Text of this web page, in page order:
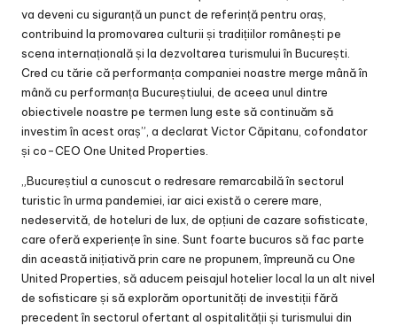
va deveni cu siguranță un punct de referință pentru oraș,
contribuind la promovarea culturii și tradițiilor românești pe
scena internațională și la dezvoltarea turismului în București.
Cred cu tărie că performanța companiei noastre merge mână în
mână cu performanța Bucureștiului, de aceea unul dintre
obiectivele noastre pe termen lung este să continuăm să
investim în acest oraș”, a declarat Victor Căpitanu, cofondator
și co-CEO One United Properties.
„Bucureștiul a cunoscut o redresare remarcabilă în sectorul
turistic în urma pandemiei, iar aici există o cerere mare,
nedeservită, de hoteluri de lux, de opțiuni de cazare sofisticate,
care oferă experiențe în sine. Sunt foarte bucuros să fac parte
din această inițiativă prin care ne propunem, împreună cu One
United Properties, să aducem peisajul hotelier local la un alt nivel
de sofisticare și să explorăm oportunități de investiții fără
precedent în sectorul ofertant al ospitalității și turismului din